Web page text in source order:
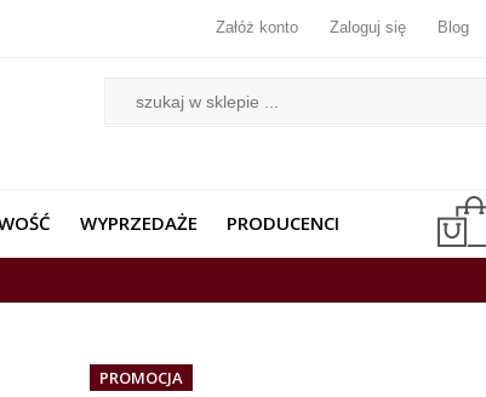
Załóż konto Zaloguj się Blog
WYPRZEDAŻE PRODUCENCI
PROMOCJA